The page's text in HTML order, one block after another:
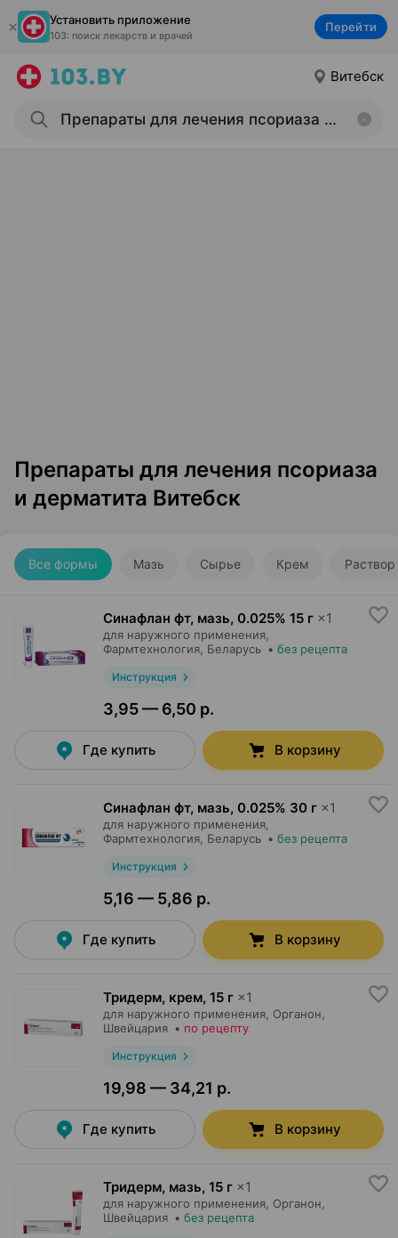
Установить приложение
103: поиск лекарств и врачей
Перейти
Витебск
Препараты для лечения псориаза
и дерматита Витебск
Все формы Мазь Сырье Крем Раствор
Синафлан фт, мазь, 0.025% 15 г ×1
для наружного применения,
Фармтехнология , Беларусь • без рецепта
Инструкция
3,95 — 6,50 р.
Где купить В корзину
Синафлан фт, мазь, 0.025% 30 г ×1
для наружного применения,
Фармтехнология , Беларусь • без рецепта
Инструкция
5,16 — 5,86 р.
Где купить В корзину
Тридерм, крем, 15 г ×1
для наружного применения, Органон
Швейцария • по рецепту
Инструкция
19,98 — 34,21 р.
Где купить В корзину
Тридерм, мазь, 15 г ×1
для наружного применения, Органон
Швейцария • без рецепта